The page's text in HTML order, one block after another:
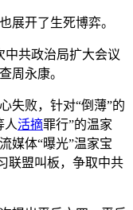
展开了生死博弈。
中共政治局扩大会议
周永康。
失败，针对“倒薄”的
人活摘罪行”的温家
媒体“曝光”温家宝
联盟叫板，争取中共